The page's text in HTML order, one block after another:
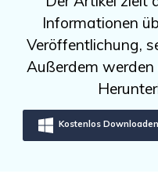
Unbegrenzte
wiederherstellen
Recoverit
Datenverlust-
search
Informationen
Veröffentlichung,
Außerdem
Kostenlos Downloaden